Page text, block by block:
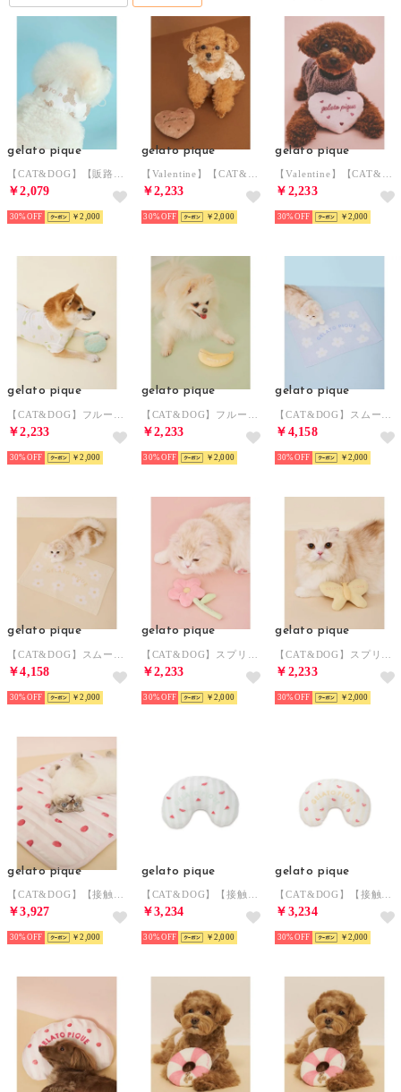
gelato pique
￥2,079
30% ￥2,000
gelato pique
￥2,233
30% ￥2,000
gelato pique
￥2,233
30% ￥2,000
gelato pique
￥2,233
30% ￥2,000
gelato pique
￥2,233
30% ￥2,000
gelato pique
￥4,158
30% ￥2,000
gelato pique
￥4,158
30% ￥2,000
gelato pique
￥2,233
30% ￥2,000
gelato pique
￥2,233
30% ￥2,000
gelato pique
￥3,927
30% ￥2,000
gelato pique
￥3,234
30% ￥2,000
gelato pique
￥3,234
30% ￥2,000